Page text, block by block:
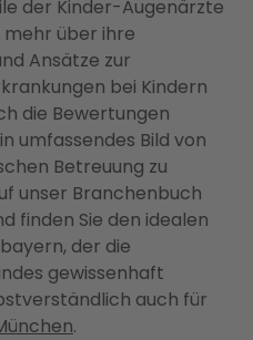
der Kinder-Augenärzte
mehr über ihre
Ansätze zur
bei Kindern
die Bewertungen
umfassendes Bild von
Betreuung zu
unser Branchenbuch
finden Sie den idealen
der die
gewissenhaft
auch für
.